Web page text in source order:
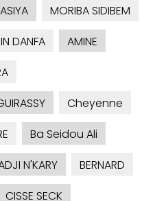
ASIYA
MORIBA SIDIBEM
DANFA
AMINE
Cheyenne
Ba Seidou Ali
N'KARY
BERNARD
CISSE SECK